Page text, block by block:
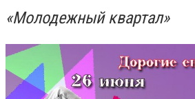
«Молодежный квартал»